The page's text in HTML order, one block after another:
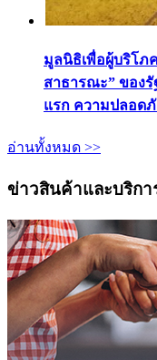
มูลนิธิเพื่อผู้บริโภ
สาธารณะ” ของ
แรก ความปลอดภั
อ่านทั้งหมด >>
ข่าวสินค้าและบริกา